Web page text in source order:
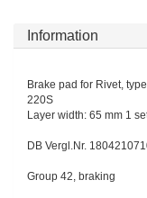
Information
Brake pad for Rivet,
220S
Layer width: 65 mm 1
DB Vergl.Nr.
Group 42, braking